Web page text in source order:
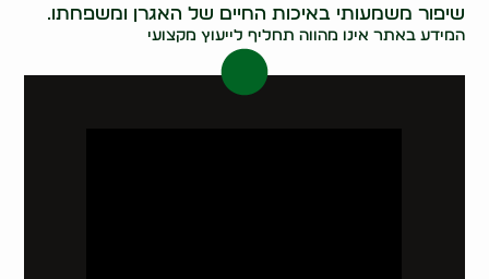
שיפור משמעותי באיכות החיים של האגרן ומשפחתו.
המידע באתר אינו מהווה תחליף לייעוץ מקצועי